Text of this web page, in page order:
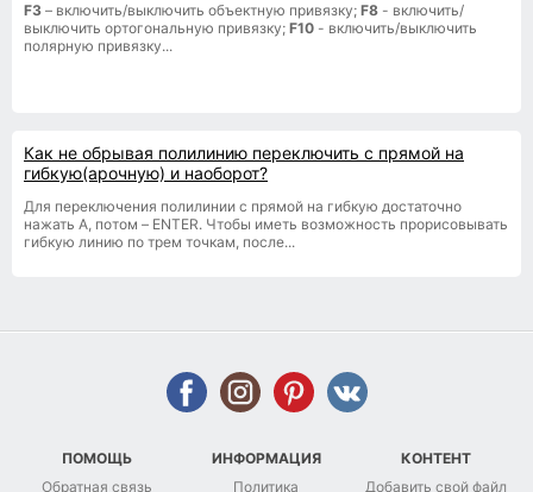
F3 – включить/выключить объектную привязку; F8 - включить/
выключить ортогональную привязку; F10 - включить/выключить
полярную привязку...
Как не обрывая полилинию переключить с прямой на
гибкую(арочную) и наоборот?
Для переключения полилинии с прямой на гибкую достаточно
нажать A, потом – ENTER. Чтобы иметь возможность прорисовывать
гибкую линию по трем точкам, после...
ПОМОЩЬ
Обратная связь
ИНФОРМАЦИЯ
Политика
КОНТЕНТ
Добавить свой файл